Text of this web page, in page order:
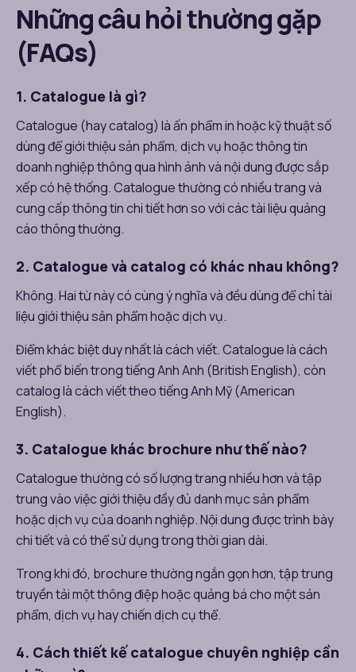
Những câu hỏi thường gặp
(FAQs)
1. Catalogue là gì?
Catalogue (hay catalog) là ấn phẩm in hoặc kỹ thuật số
dùng để giới thiệu sản phẩm, dịch vụ hoặc thông tin
doanh nghiệp thông qua hình ảnh và nội dung được sắp
xếp có hệ thống. Catalogue thường có nhiều trang và
cung cấp thông tin chi tiết hơn so với các tài liệu quảng
cáo thông thường.
2. Catalogue và catalog có khác nhau không?
Không. Hai từ này có cùng ý nghĩa và đều dùng để chỉ tài
liệu giới thiệu sản phẩm hoặc dịch vụ.
Điểm khác biệt duy nhất là cách viết. Catalogue là cách
viết phổ biến trong tiếng Anh Anh (British English), còn
catalog là cách viết theo tiếng Anh Mỹ (American
English).
3. Catalogue khác brochure như thế nào?
Catalogue thường có số lượng trang nhiều hơn và tập
trung vào việc giới thiệu đầy đủ danh mục sản phẩm
hoặc dịch vụ của doanh nghiệp. Nội dung được trình bày
chi tiết và có thể sử dụng trong thời gian dài.
Trong khi đó, brochure thường ngắn gọn hơn, tập trung
truyền tải một thông điệp hoặc quảng bá cho một sản
phẩm, dịch vụ hay chiến dịch cụ thể.
4. Cách thiết kế catalogue chuyên nghiệp cần